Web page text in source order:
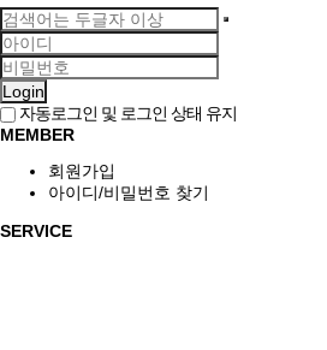
Login
자동로그인 및 로그인 상태 유지
MEMBER
회원가입
아이디/비밀번호 찾기
SERVICE